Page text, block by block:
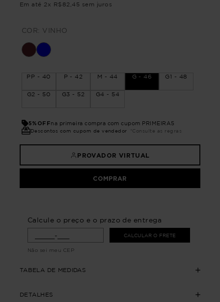
Em até 2 x R$ 82 45 sem juros
COR: VINHO
PP - 40 P - 42 M - 44 G - 46 G1 - 48
G2 - 50 G3 - 52 G4 - 54
5%OFFna primeira compra com cupom PRIMEIRA5
Descontos com cupom de vendedor *Consulte as regras
PROVADOR VIRTUAL
COMPRAR
Calcule o preço e o prazo de entrega
CALCULAR O FRETE
Não sei meu CEP
TABELA DE MEDIDAS
DETALHES